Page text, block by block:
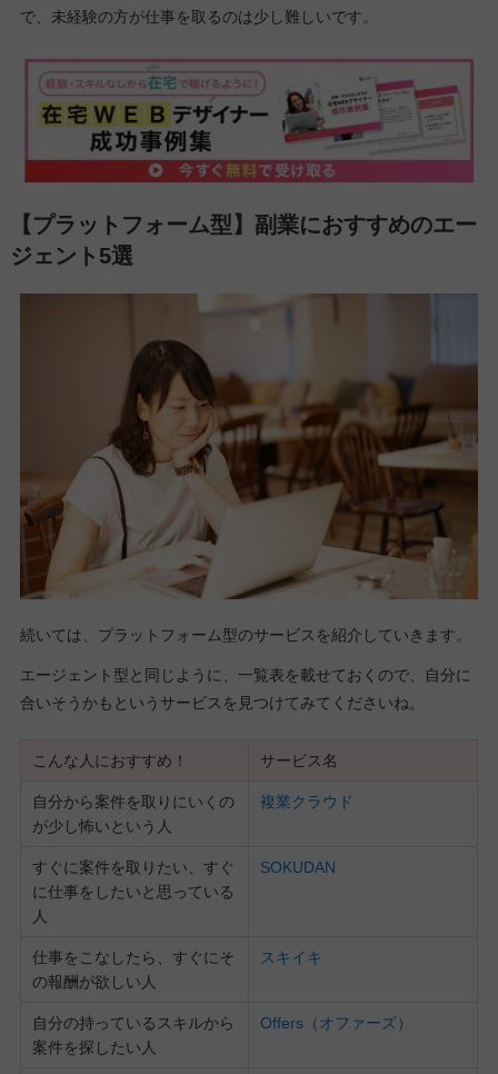
で、未経験の方が仕事を取るのは少し難しいです。
【プラットフォーム型】副業におすすめのエー
ジェント5選
続いては、プラットフォーム型のサービスを紹介していきます。
エージェント型と同じように、一覧表を載せておくので、自分に
合いそうかもというサービスを見つけてみてくださいね。
こんな人におすすめ！ サービス名
自分から案件を取りにいくの
が少し怖いという人
複業クラウド
すぐに案件を取りたい、すぐ
に仕事をしたいと思っている
人
SOKUDAN
仕事をこなしたら、すぐにそ
の報酬が欲しい人
スキイキ
自分の持っているスキルから
案件を探したい人
Offers（オファーズ）